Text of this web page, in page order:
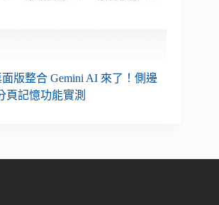
面版整合 Gemini AI 來了！側邊
頁記憶功能實測